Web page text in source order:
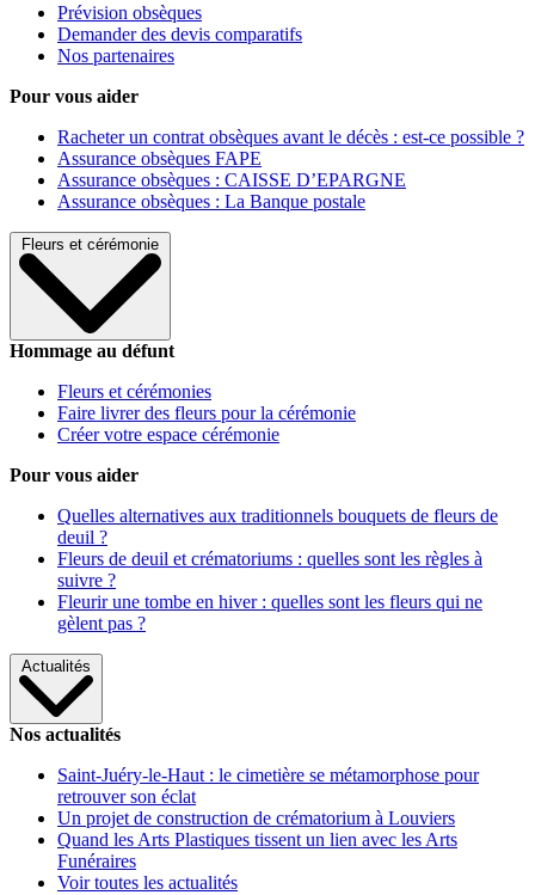
Prévision obsèques
Demander des devis comparatifs
Nos partenaires
Pour vous aider
Racheter un contrat obsèques avant le décès : est-ce possible ?
Assurance obsèques FAPE
Assurance obsèques : CAISSE D’EPARGNE
Assurance obsèques : La Banque postale
Fleurs et cérémonie
Hommage au défunt
Fleurs et cérémonies
Faire livrer des fleurs pour la cérémonie
Créer votre espace cérémonie
Pour vous aider
Quelles alternatives aux traditionnels bouquets de fleurs de
deuil ?
Fleurs de deuil et crématoriums : quelles sont les règles à
suivre ?
Fleurir une tombe en hiver : quelles sont les fleurs qui ne
gèlent pas ?
Actualités
Nos actualités
Saint-Juéry-le-Haut : le cimetière se métamorphose pour
retrouver son éclat
Un projet de construction de crématorium à Louviers
Quand les Arts Plastiques tissent un lien avec les Arts
Funéraires
Voir toutes les actualités